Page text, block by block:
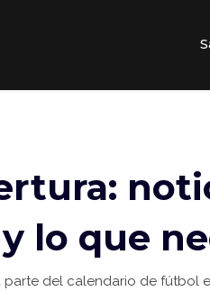
lo que
parte del calendario de fútbol